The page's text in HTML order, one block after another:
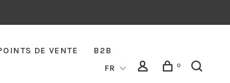
DE VENTE
B2B
FR
0